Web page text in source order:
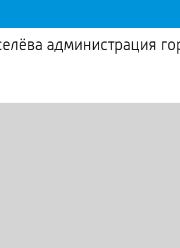
администрация